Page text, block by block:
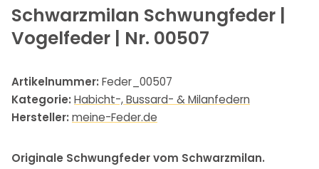
Schwarzmilan Schwungfeder |
Vogelfeder | Nr. 00507
Artikelnummer:Feder_00507
Kategorie:Habicht-, Bussard- & Milanfedern
Hersteller:meine-Feder.de
Originale Schwungfeder vom Schwarzmilan.